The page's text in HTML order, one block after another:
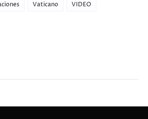
Vaticano VIDEO